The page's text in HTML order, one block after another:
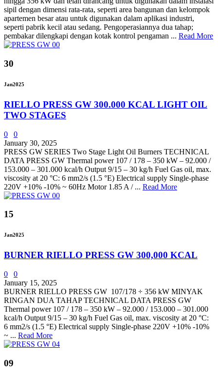
sipil dengan dimensi rata-rata, seperti area bangunan dan kelompok
apartemen besar atau untuk digunakan dalam aplikasi industri,
seperti pabrik kecil atau sedang. Pengoperasiannya dua tahap;
pembakar dilengkapi dengan kotak kontrol pengaman ... Read More
30
Jan2025
RIELLO PRESS GW 300.000 KCAL LIGHT OIL
TWO STAGES
0
0
January 30, 2025
PRESS GW SERIES Two Stage Light Oil Burners TECHNICAL
DATA PRESS GW Thermal power 107 / 178 – 350 kW – 92.000 /
153.000 – 301.000 kcal/h Output 9/15 – 30 kg/h Fuel Gas oil, max.
viscosity at 20 °C: 6 mm2/s (1.5 °E) Electrical supply Single-phase
220V +10% -10% ~ 60Hz Motor 1.85 A / ... Read More
15
Jan2025
BURNER RIELLO PRESS GW 300,000 KCAL
0
0
January 15, 2025
BURNER RIELLO PRESS GW 107/178 ÷ 356 kW MINYAK
RINGAN DUA TAHAP TECHNICAL DATA PRESS GW
Thermal power 107 / 178 – 350 kW – 92.000 / 153.000 – 301.000
kcal/h Output 9/15 – 30 kg/h Fuel Gas oil, max. viscosity at 20 °C:
6 mm2/s (1.5 °E) Electrical supply Single-phase 220V +10% -10%
~ ... Read More
09